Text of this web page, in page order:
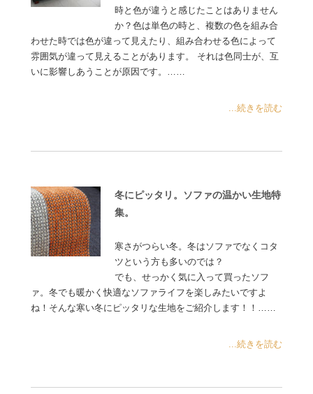
時と色が違うと感じたことはありません
か？色は単色の時と、複数の色を組み合
わせた時では色が違って見えたり、組み合わせる色によって
雰囲気が違って見えることがあります。 それは色同士が、互
いに影響しあうことが原因です。……
...続きを読む
冬にピッタリ。ソファの温かい生地特
集。
寒さがつらい冬。冬はソファでなくコタ
ツという方も多いのでは？
でも、せっかく気に入って買ったソフ
ァ。冬でも暖かく快適なソファライフを楽しみたいですよ
ね！そんな寒い冬にピッタリな生地をご紹介します！！……
...続きを読む